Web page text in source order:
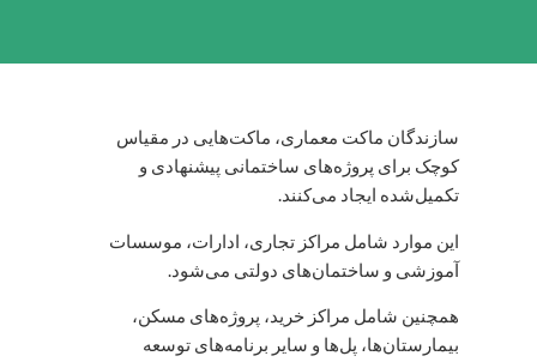
سازندگان ماکت معماری، ماکت‌هایی در مقیاس
کوچک برای پروژه‌های ساختمانی پیشنهادی و
تکمیل‌شده ایجاد می‌کنند.
این موارد شامل مراکز تجاری، ادارات، موسسات
آموزشی و ساختمان‌های دولتی می‌شود.
همچنین شامل مراکز خرید، پروژه‌های مسکن،
بیمارستان‌ها، پل‌ها و سایر برنامه‌های توسعه